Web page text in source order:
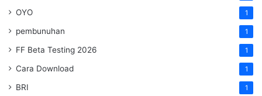
OYO 1
pembunuhan 1
FF Beta Testing 2026 1
Cara Download 1
BRI 1